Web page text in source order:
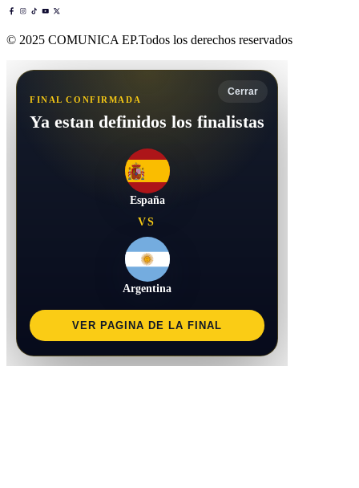
© 2025 COMUNICA EP.Todos los derechos reservados
Cerrar
FINAL CONFIRMADA
Ya estan definidos los finalistas
España
VS
Argentina
VER PAGINA DE LA FINAL